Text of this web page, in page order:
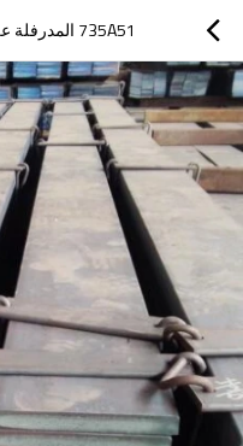
735A51 المدرفلة على الساخن الربيع الصلب بار